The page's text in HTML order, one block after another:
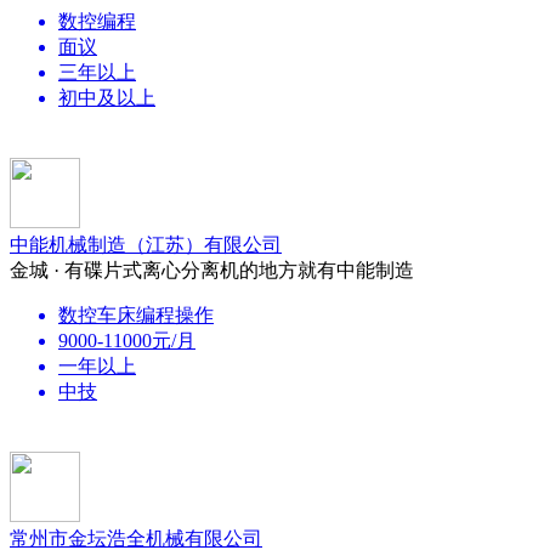
数控编程
面议
三年以上
初中及以上
中能机械制造（江苏）有限公司
金城 · 有碟片式离心分离机的地方就有中能制造
数控车床编程操作
9000-11000元/月
一年以上
中技
常州市金坛浩全机械有限公司